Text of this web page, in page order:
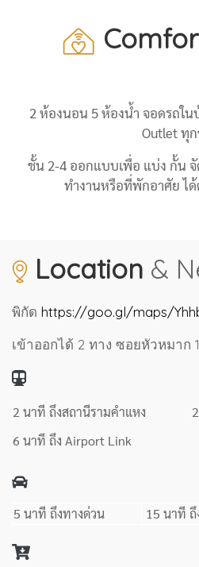
2 ห้องนอน 5 ห้องน้ำ จอดรถใ
Outlet ทุ
ชั้น 2-4 ออกแบบเพื่อ แบ่ง กั้น
ทำงานหรือที่พักอาศัย ไ
Location &
พิกัด https://goo.gl/maps/
เข้าออกได้ 2 ทาง ซอยหัวหมาก
2 นาที ถึงสถานีรามคำแหง
6 นาที ถึง Airport Link
5 นาที ถึงทางด่วน 15 นาที